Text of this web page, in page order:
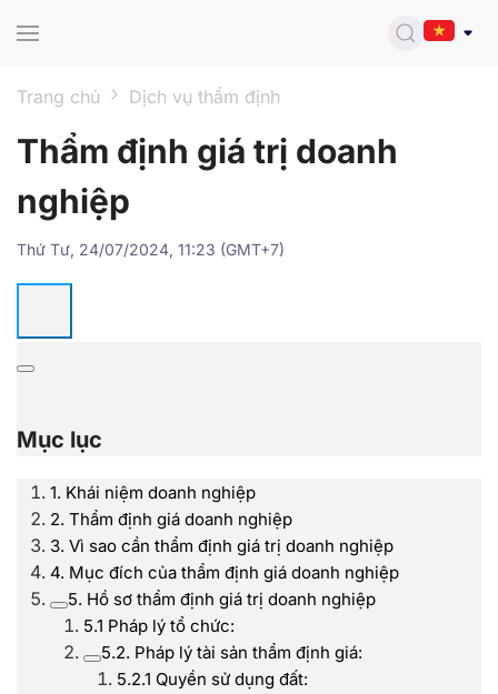
Trang chủ Dịch vụ thẩm định
Thẩm định giá trị doanh
nghiệp
Thứ Tư, 24/07/2024, 11:23 (GMT+7)
Mục lục
1. Khái niệm doanh nghiệp
2. Thẩm định giá doanh nghiệp
3. Vì sao cần thẩm định giá trị doanh nghiệp
4. Mục đích của thẩm định giá doanh nghiệp
5. Hồ sơ thẩm định giá trị doanh nghiệp
5.1 Pháp lý tổ chức:
5.2. Pháp lý tài sản thẩm định giá:
5.2.1 Quyền sử dụng đất: